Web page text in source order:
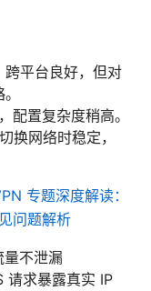
平台良好，但对
配置复杂度稍高。
换网络时稳定，
专题深度解读：
问题解析
不泄漏
请求暴露真实 IP